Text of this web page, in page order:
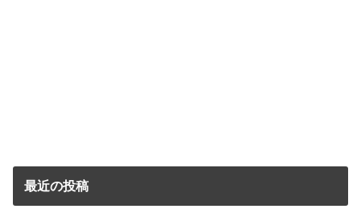
最近の投稿